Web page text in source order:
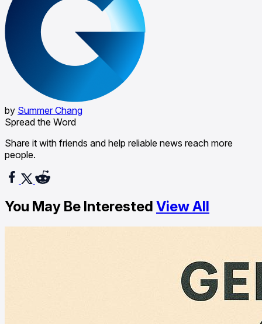
by Summer Chang
Spread the Word
Share it with friends and help reliable news reach more
people.
You May Be Interested View All